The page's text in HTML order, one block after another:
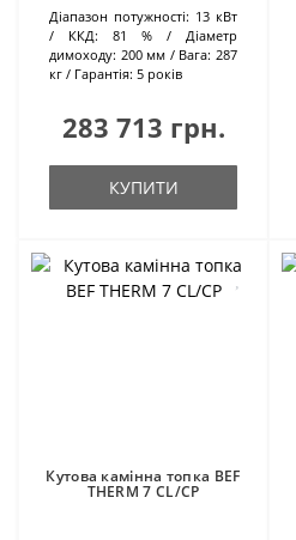
Діапазон потужності: 13 кВт
ККД:
81 %
Діаметр
димоходу: 200 мм Вага: 287
кг
Гарантія: 5 років
283 713 грн.
КУПИТИ
Кутова камінна топка BEF
THERM 7 CL/CP